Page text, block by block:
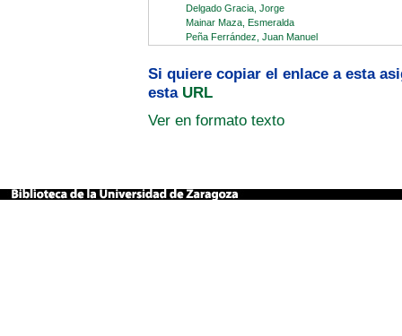
Delgado Gracia, Jorge
Mainar Maza, Esmeralda
Peña Ferrández, Juan Manuel
Si quiere copiar el enlace a esta
esta URL
Ver en formato texto